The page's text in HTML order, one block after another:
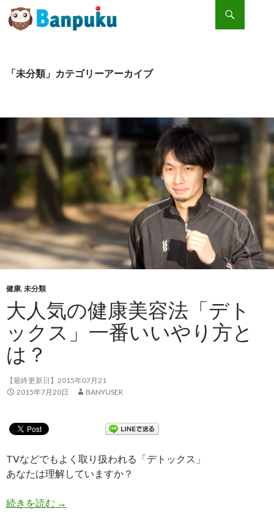
検索
コンテンツへスキップ
「未分類」カテゴリーアーカイブ
健康, 未分類
大人気の健康美容法「デト
ックス」一番いいやり方と
は？
【最終更新日】2015年07月21
2015年7月20日
BANYUSER
TVなどでもよく取り扱われる「デトックス」
あなたは理解していますか？
続きを読む 大人気の健康美容法「デトックス」一番いいや
→